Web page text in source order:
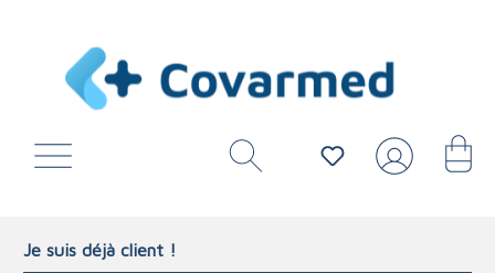
Je suis déjà client !